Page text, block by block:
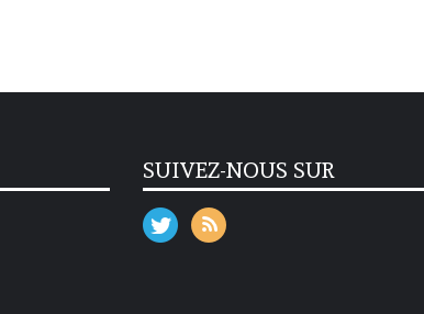
SUIVEZ-NOUS SUR